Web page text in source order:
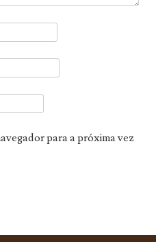
para a próxima vez